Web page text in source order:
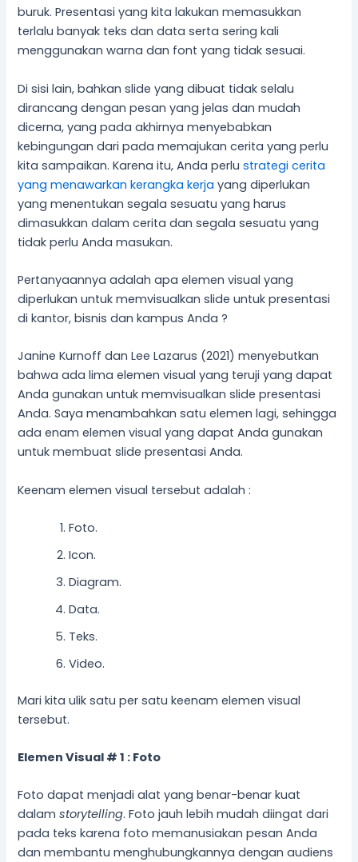
buruk. Presentasi yang kita lakukan memasukkan
terlalu banyak teks dan data serta sering kali
menggunakan warna dan font yang tidak sesuai.
Di sisi lain, bahkan slide yang dibuat tidak selalu
dirancang dengan pesan yang jelas dan mudah
dicerna, yang pada akhirnya menyebabkan
kebingungan dari pada memajukan cerita yang perlu
kita sampaikan. Karena itu, Anda perlustrategi cerita
yang menawarkan kerangka kerja yang diperlukan
yang menentukan segala sesuatu yang harus
dimasukkan dalam cerita dan segala sesuatu yang
tidak perlu Anda masukan.
Pertanyaannya adalah apa elemen visual yang
diperlukan untuk memvisualkan slide untuk presentasi
di kantor, bisnis dan kampus Anda ?
Janine Kurnoff dan Lee Lazarus (2021) menyebutkan
bahwa ada lima elemen visual yang teruji yang dapat
Anda gunakan untuk memvisualkan slide presentasi
Anda. Saya menambahkan satu elemen lagi, sehingga
ada enam elemen visual yang dapat Anda gunakan
untuk membuat slide presentasi Anda.
Keenam elemen visual tersebut adalah :
Foto.
Icon.
Diagram.
Data.
Teks.
Video.
Mari kita ulik satu per satu keenam elemen visual
tersebut.
Elemen Visual # 1 : Foto
Foto dapat menjadi alat yang benar-benar kuat
dalamstorytelling. Foto jauh lebih mudah diingat dari
pada teks karena foto memanusiakan pesan Anda
dan membantu menghubungkannya dengan audiens